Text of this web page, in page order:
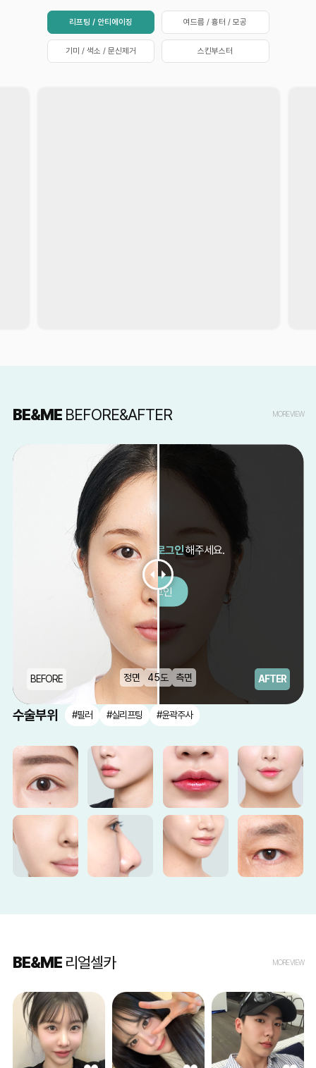
리프팅 / 안티에이징 여드름 / 흉터 / 모공
기미 / 색소 / 문신제거 스킨부스터
BE&MEBEFORE&AFTER MORE VIEW
After 보시려면 로그인해주세요.
로그인
BEFORE 정면 45도 측면 AFTER
수술부위 #필러 #실리프팅 #윤곽주사
BE&ME리얼셀카 MORE VIEW